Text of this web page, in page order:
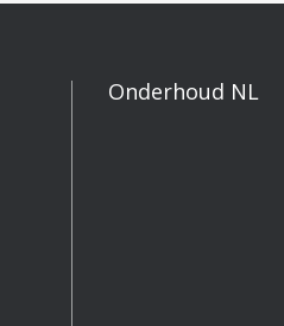
Onderhoud NL